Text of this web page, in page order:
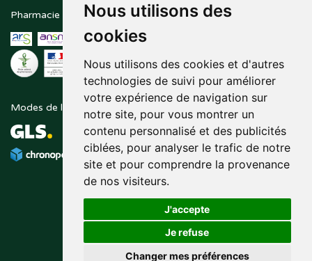
Nous utilisons des
cookies
Nous utilisons des cookies et d'autres
technologies de suivi pour améliorer
votre expérience de navigation sur
notre site, pour vous montrer un
contenu personnalisé et des publicités
ciblées, pour analyser le trafic de notre
site et pour comprendre la provenance
de nos visiteurs.
J'accepte
Je refuse
Changer mes préférences
Pharmacie en ligne agréée Paiement sécurisé
Modes de livraison Suivez-nous sur